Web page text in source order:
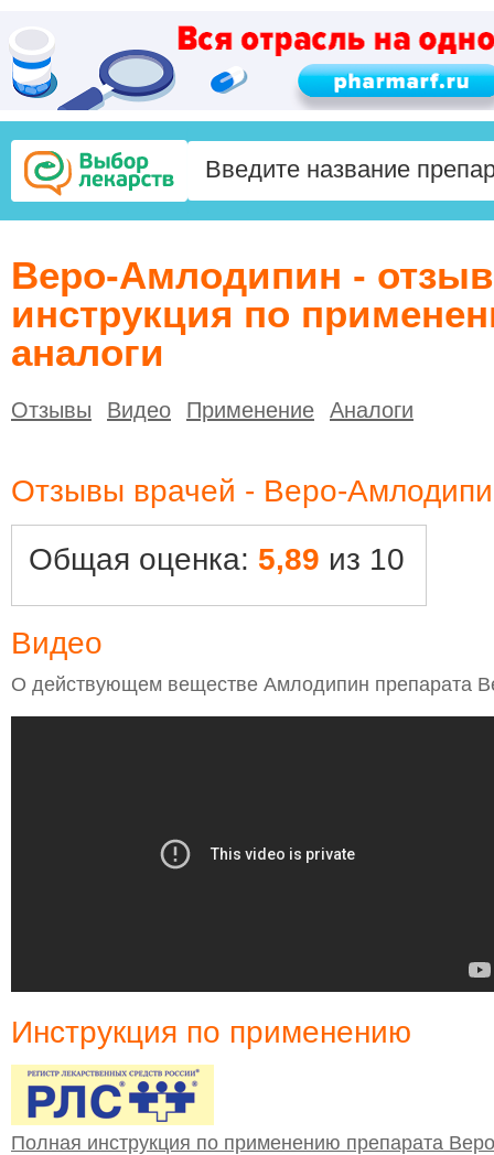
Веро-Амлодипин -
инструкция по
аналоги
Отзывы Видео Применение Аналоги
Отзывы врачей - Веро-
Общая оценка: 5,89 из 10
Видео
О действующем веществе Амлодипин препарата
Инструкция по применению
Полная инструкция по применению препарата